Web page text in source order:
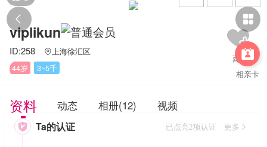
 

相亲卡
viplikun
ID:258  上海徐汇区
44岁
3~5千
资料 动态 相册(12) 视频
 Ta的认证 已点亮2项认证 更多